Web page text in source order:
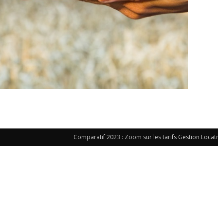
Comparatif 2023 : Zoom sur les tarifs Gestion